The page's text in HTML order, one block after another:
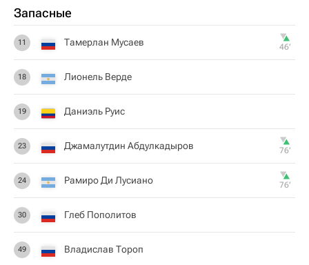
Запасные
11 Тамерлан Мусаев 46‎’‎
18 Лионель Верде
19 Даниэль Руис
23 Джамалутдин Абдулкадыров 76‎’‎
24 Рамиро Ди Лусиано 76‎’‎
30 Глеб Пополитов
49 Владислав Тороп